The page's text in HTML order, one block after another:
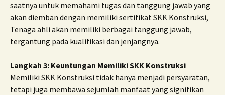
saatnya untuk memahami tugas dan tanggung jawab yang
akan diemban dengan memiliki sertifikat SKK Konstruksi,
Tenaga ahli akan memiliki berbagai tanggung jawab,
tergantung pada kualifikasi dan jenjangnya.
Langkah 3: Keuntungan Memiliki SKK Konstruksi
Memiliki SKK Konstruksi tidak hanya menjadi persyaratan,
tetapi juga membawa sejumlah manfaat yang signifikan